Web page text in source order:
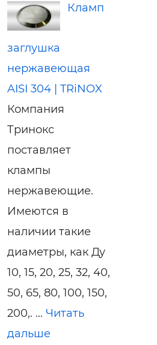
Кламп
заглушка
нержавеющая
AISI 304 | TRiNOX
Компания
Тринокс
поставляет
клампы
нержавеющие.
Имеются в
наличии такие
диаметры, как Ду
10, 15, 20, 25, 32, 40,
50, 65, 80, 100, 150,
200,. ... Читать
дальше